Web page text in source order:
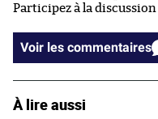
Participez à la discussion
Voir les commentaires
À lire aussi